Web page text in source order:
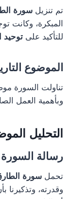
تم تنزيل سورة
المبكرة، وكانت
للتأكيد على توحيد
الموضوع
تناولت السورة
وبأهمية العمل
التحليل
رسالة السورة
تحمل سورة
وقدرته، وتذكيرنا